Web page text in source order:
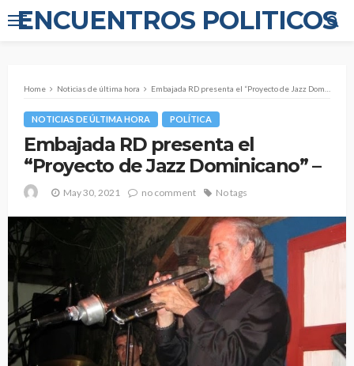
ENCUENTROS POLITICOS
Home Noticias de última hora Embajada RD presenta el “Proyecto de Jazz Dominicano” –
NOTICIAS DE ÚLTIMA HORA POLÍTICA
Embajada RD presenta el
“Proyecto de Jazz Dominicano” –
May 30, 2021 no comment No tags